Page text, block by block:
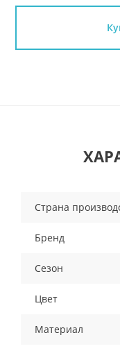
Страна
Бренд
Сезон
Цвет
Материал